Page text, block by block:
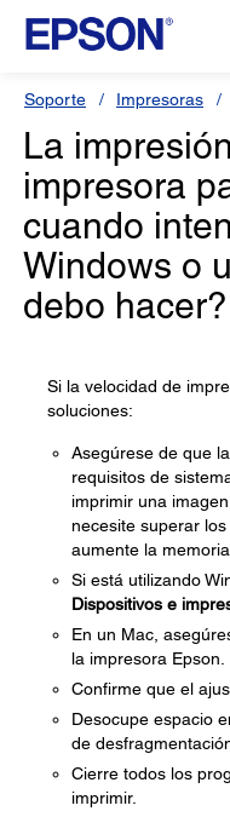
Soporte Impresoras
La
impresora
cuando
Windows o
debo hacer?
Si la velocidad de
soluciones:
Asegúrese de que
requisitos de
imprimir una
necesite superar
aumente la
Si está utilizando
Dispositivos e
En un Mac,
la impresora Epson.
Confirme que el
Desocupe espacio
de
Cierre todos los
imprimir.